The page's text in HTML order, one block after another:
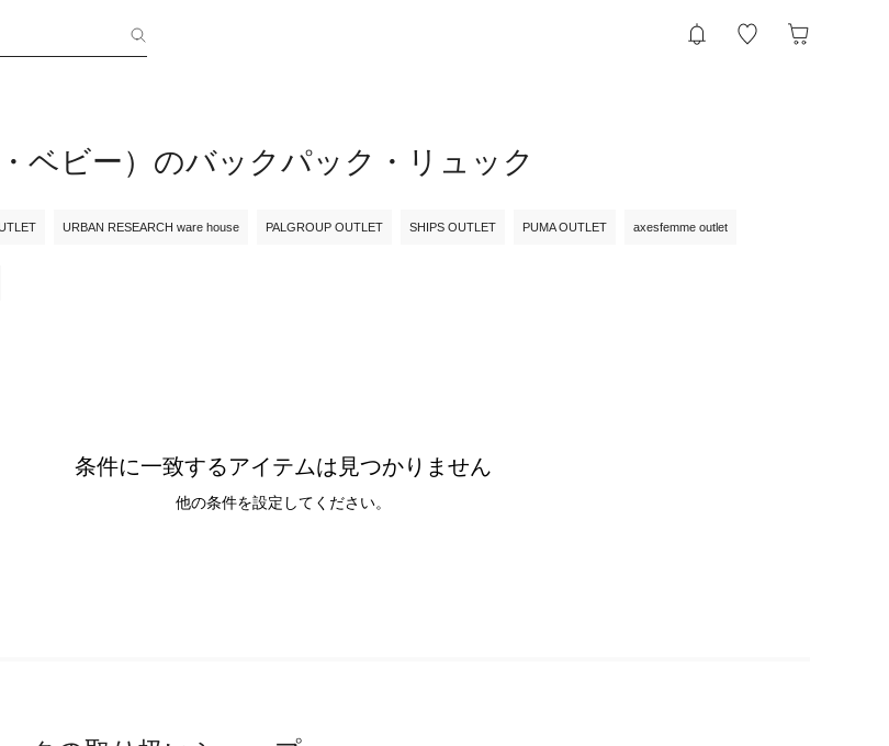
ベビー）のバックパック・リュック
URBAN RESEARCH ware house PALGROUP OUTLET SHIPS OUTLET PUMA OUTLET axesfemme outlet
条件に一致するアイテムは見つかりません
他の条件を設定してください。